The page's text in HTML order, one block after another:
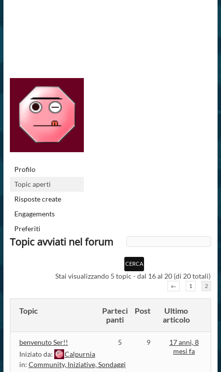
Profilo
Topic aperti
Risposte create
Engagements
Preferiti
Topic avviati nel forum
Stai visualizzando 5 topic - dal 16 al 20 (di 20 totali)
← 1 2
Topic
Parteci
panti
Post
Ultimo
articolo
benvenuto Ser!!
Iniziato da:
Calpurnia
in: Community, Iniziative, Sondaggi
5 9
17 anni, 8
mesi fa